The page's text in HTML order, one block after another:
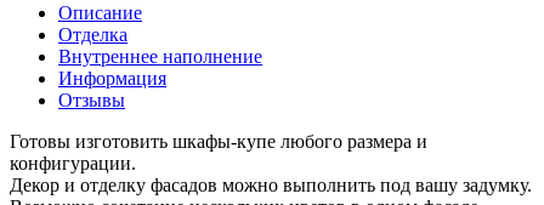
Описание
Отделка
Внутреннее наполнение
Информация
Отзывы
Готовы изготовить шкафы-купе любого размера и
конфигурации.
Декор и отделку фасадов можно выполнить под вашу задумку.